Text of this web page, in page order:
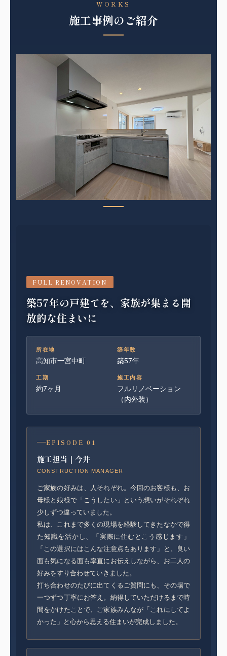
WORKS
施工事例のご紹介
FULL RENOVATION
築57年の戸建てを、家族が集まる開
放的な住まいに
所在地
高知市一宮中町
築年数
築57年
工期
約7ヶ月
施工内容
フルリノベーション
（内外装）
EPISODE 01
施工担当｜今井
CONSTRUCTION MANAGER
ご家族の好みは、人それぞれ。今回のお客様も、お
母様と娘様で「こうしたい」という想いがそれぞれ
少しずつ違っていました。
私は、これまで多くの現場を経験してきたなかで得
た知識を活かし、「実際に住むとこう感じます」
「この選択にはこんな注意点もあります」と、良い
面も気になる面も率直にお伝えしながら、お二人の
好みをすり合わせていきました。
打ち合わせのたびに出てくるご質問にも、その場で
一つずつ丁寧にお答え。納得していただけるまで時
間をかけたことで、ご家族みんなが「これにしてよ
かった」と心から思える住まいが完成しました。